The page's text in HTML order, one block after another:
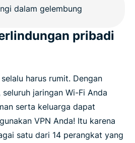
pribadi
harus rumit. Dengan
jaringan Wi-Fi Anda
serta keluarga dapat
VPN Anda! Itu karena
satu dari 14 perangkat yang